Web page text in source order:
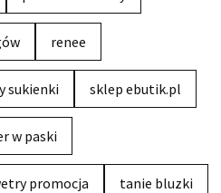
renee
sukienki sklep ebutik.pl
w paski
promocja tanie bluzki